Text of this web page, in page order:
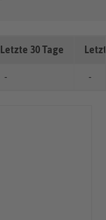
Letzte 30 Tage
- -